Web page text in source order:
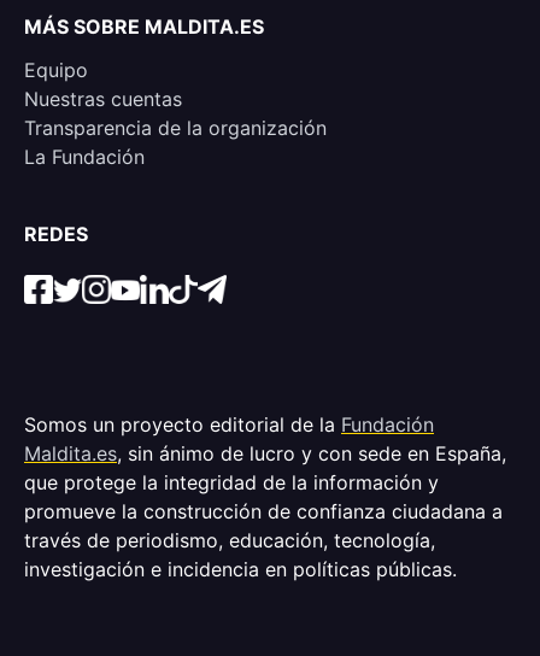
MÁS SOBRE MALDITA.ES
Equipo
Nuestras cuentas
Transparencia de la organización
La Fundación
REDES
Somos un proyecto editorial de la Fundación
Maldita.es, sin ánimo de lucro y con sede en España,
que protege la integridad de la información y
promueve la construcción de confianza ciudadana a
través de periodismo, educación, tecnología,
investigación e incidencia en políticas públicas.